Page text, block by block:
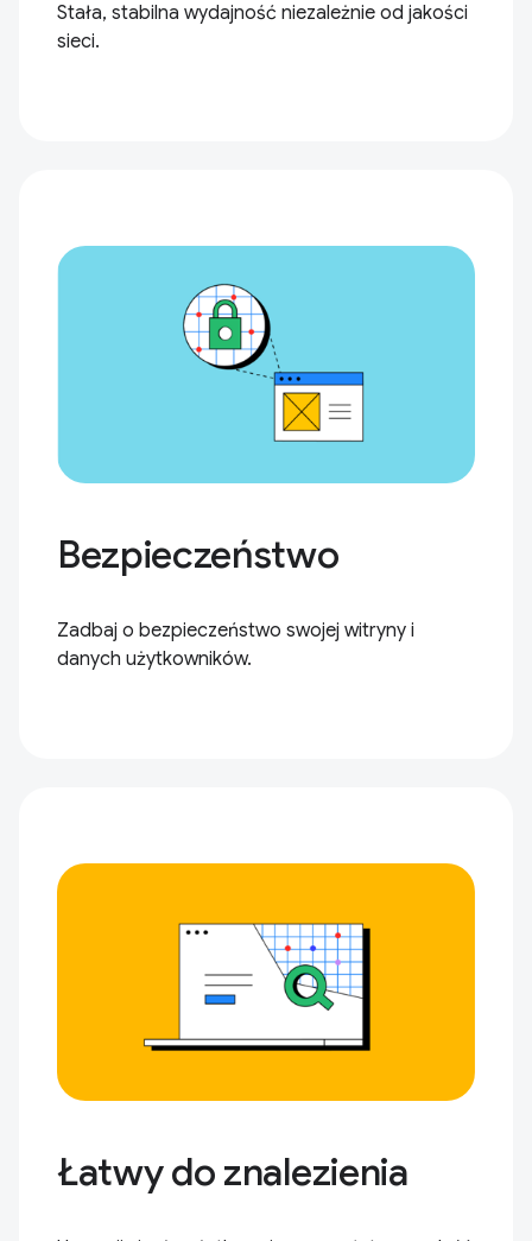
Stała, stabilna wydajność niezależnie od jakości
sieci.
Bezpieczeństwo
Zadbaj o bezpieczeństwo swojej witryny i
danych użytkowników.
Łatwy do znalezienia